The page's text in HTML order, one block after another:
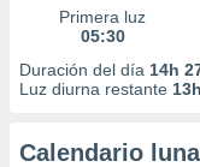
Primera luz
05:30
Duración del día 14h
Luz diurna restante
Calendario